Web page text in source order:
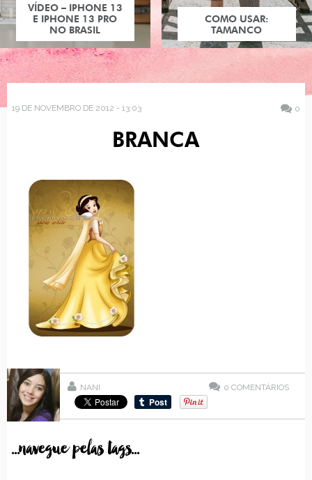
VÍDEO – IPHONE 13
E IPHONE 13 PRO
NO BRASIL
COMO USAR:
TAMANCO
19 DE NOVEMBRO DE 2012 - 13:03 0
BRANCA
NANI 0 COMENTÁRIOS
...navegue pelas tags...